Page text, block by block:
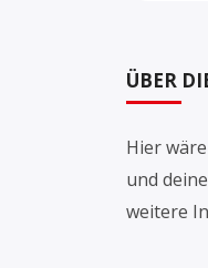
ÜBER
Hier
und
weitere